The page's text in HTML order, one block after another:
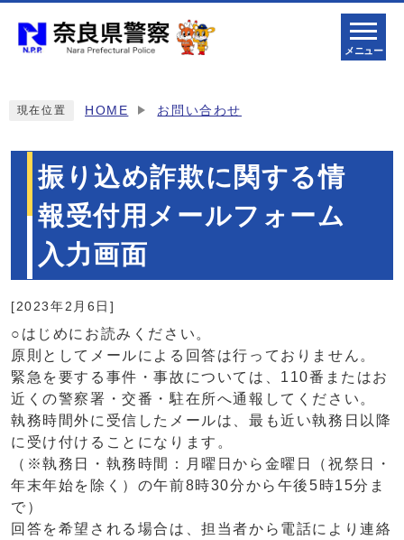
メニュー
現在位置 HOME お問い合わせ
振り込め詐欺に関する情
報受付用メールフォーム
入力画面
[2023年2月6日]
○はじめにお読みください。
原則としてメールによる回答は行っておりません。
緊急を要する事件・事故については、110番またはお
近くの警察署・交番・駐在所へ通報してください。
執務時間外に受信したメールは、最も近い執務日以降
に受け付けることになります。
（※執務日・執務時間：月曜日から金曜日（祝祭日・
年末年始を除く）の午前8時30分から午後5時15分ま
で）
回答を希望される場合は、担当者から電話により連絡